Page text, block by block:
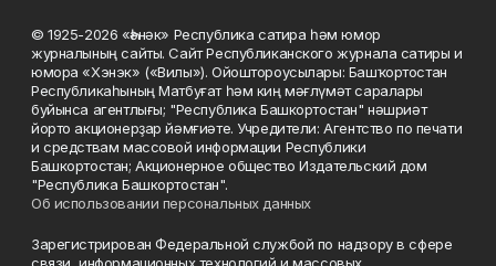
© 1925-2026 «Һәнәк» Республика сатира һәм юмор
журналының сайты. Сайт Республиканского журнала сатиры и
юмора «Хэнэк» («Вилы»). Ойоштороусылары: Башҡортостан
Республикаһының Матбуғат һәм киң мәғлүмәт саралары
буйынса агентлығы; "Республика Башкортостан" нәшриәт
йорто акционерҙар йәмғиәте. Учредители: Агентство по печати
и средствам массовой информации Республики
Башкортостан; Акционерное общество Издательский дом
"Республика Башкортостан".
Об использовании персональных данных
Зарегистрирован Федеральной службой по надзору в сфере